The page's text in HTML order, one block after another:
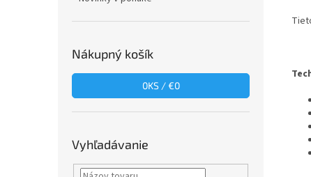
Nákupný košík
0KS /€0
Vyhľadávanie